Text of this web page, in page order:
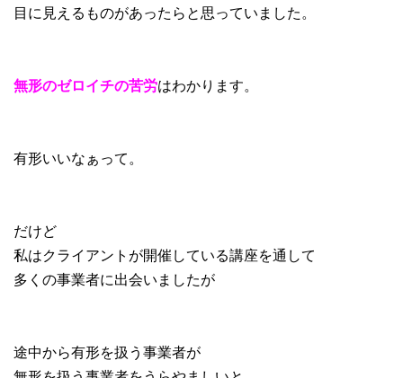
目に見えるものがあったらと思っていました。
無形のゼロイチの苦労はわかります。
有形いいなぁって。
だけど
私はクライアントが開催している講座を通して
多くの事業者に出会いましたが
途中から有形を扱う事業者が